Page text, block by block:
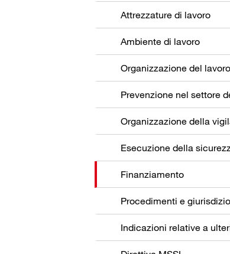
Attrezzature di lavoro
Ambiente di lavoro
Organizzazione del lavoro
Organizzazione della
Esecuzione della
Finanziamento
Procedimenti e
Indicazioni relative a